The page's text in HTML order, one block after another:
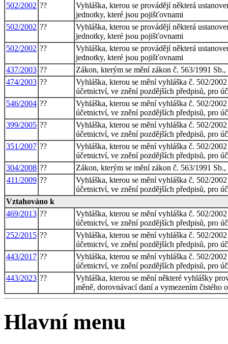
502/2002 ??
Vyhláška, kterou se provádějí některá
jednotky, které jsou pojišťovnami
502/2002 ??
Vyhláška, kterou se provádějí některá
jednotky, které jsou pojišťovnami
502/2002 ??
Vyhláška, kterou se provádějí některá
jednotky, které jsou pojišťovnami
437/2003 ??
Zákon, kterým se mění zákon č. 563/1991
474/2003 ??
Vyhláška, kterou se mění vyhláška č. 502/
účetnictví, ve znění pozdějších předpisů, pro
546/2004 ??
Vyhláška, kterou se mění vyhláška č. 502/
účetnictví, ve znění pozdějších předpisů, pro
399/2005 ??
Vyhláška, kterou se mění vyhláška č. 502/
účetnictví, ve znění pozdějších předpisů, pro
351/2007 ??
Vyhláška, kterou se mění vyhláška č. 502/
účetnictví, ve znění pozdějších předpisů, pro
304/2008 ??
Zákon, kterým se mění zákon č. 563/1991
411/2009 ??
Vyhláška, kterou se mění vyhláška č. 502/
účetnictví, ve znění pozdějších předpisů, pro
Vztahováno k
469/2013 ??
Vyhláška, kterou se mění vyhláška č. 502/
účetnictví, ve znění pozdějších předpisů, pro
252/2015 ??
Vyhláška, kterou se mění vyhláška č. 502/
účetnictví, ve znění pozdějších předpisů, pro
443/2017 ??
Vyhláška, kterou se mění vyhláška č. 502/
účetnictví, ve znění pozdějších předpisů, pro
443/2023 ??
Vyhláška, kterou se mění některé vyhlášky
měně, dorovnávací daní a vymezením čistého
Hlavní menu